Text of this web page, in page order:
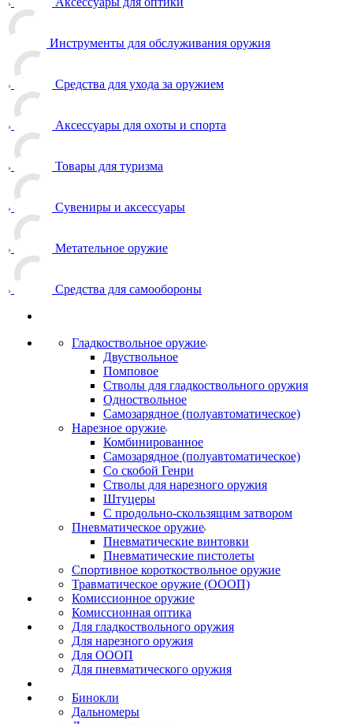
Инструменты для обслуживания оружия
Средства для ухода за оружием
Аксессуары для охоты и спорта
Товары для туризма
Сувениры и аксессуары
Метательное оружие
Средства для самообороны
Гладкоствольное оружие
Двуствольное
Помповое
Стволы для гладкоствольного оружия
Одноствольное
Самозарядное (полуавтоматическое)
Нарезное оружие
Комбинированное
Самозарядное (полуавтоматическое)
Со скобой Генри
Стволы для нарезного оружия
Штуцеры
С продольно-скользящим затвором
Пневматическое оружие
Пневматические винтовки
Пневматические пистолеты
Спортивное короткоствольное оружие
Травматическое оружие (ОООП)
Комиссионное оружие
Комиссионная оптика
Для гладкоствольного оружия
Для нарезного оружия
Для ОООП
Для пневматического оружия
Бинокли
Дальномеры